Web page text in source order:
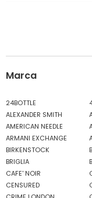
Marca
24BOTTLE
ALEXANDER SMITH
AMERICAN NEEDLE
ARMANI EXCHANGE
BIRKENSTOCK
BRIGLIA
CAFE' NOIR
CENSURED